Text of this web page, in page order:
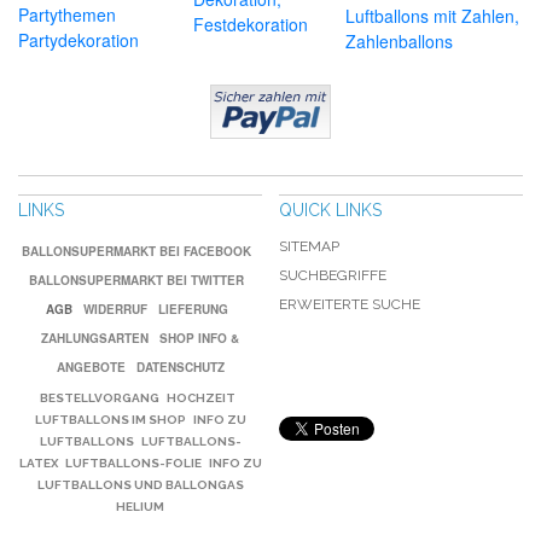
Partythemen
Partydekoration
Festdekoration
Luftballons mit Zahlen,
Zahlenballons
LINKS
BALLONSUPERMARKT BEI FACEBOOK
BALLONSUPERMARKT BEI TWITTER
AGB
WIDERRUF
LIEFERUNG
ZAHLUNGSARTEN
SHOP INFO &
ANGEBOTE
DATENSCHUTZ
BESTELLVORGANG
HOCHZEIT
LUFTBALLONS IM SHOP
INFO ZU
LUFTBALLONS LUFTBALLONS-
LATEX LUFTBALLONS-FOLIE INFO ZU
LUFTBALLONS UND BALLONGAS
HELIUM
QUICK LINKS
SITEMAP
SUCHBEGRIFFE
ERWEITERTE SUCHE